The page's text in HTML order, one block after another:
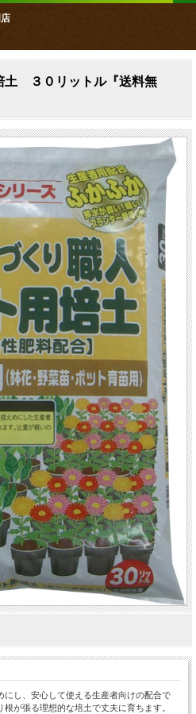
３０リットル『送料無
し、安心して使える生産者向けの配合で
が張る理想的な培土で丈夫に育ちます。